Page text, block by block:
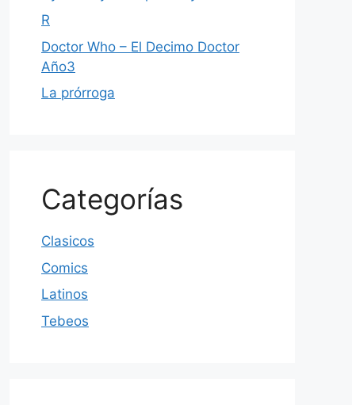
R
Doctor Who – El Decimo Doctor
Año3
La prórroga
Categorías
Clasicos
Comics
Latinos
Tebeos